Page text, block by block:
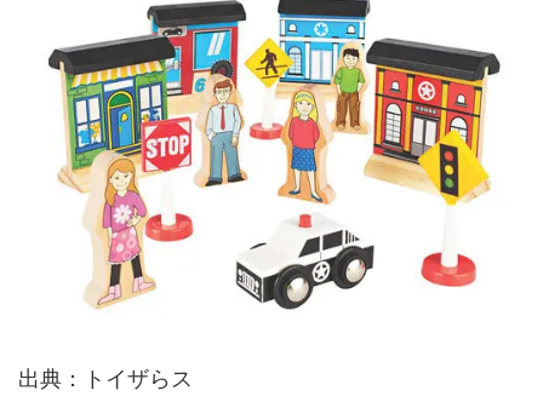
出典：トイザらス